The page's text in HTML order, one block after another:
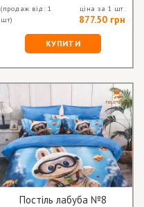
(продаж від: 1
шт)
ціна за 1 шт.
877.50 грн
КУПИТИ
Постіль лабуба №8